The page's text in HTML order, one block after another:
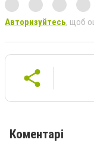
Авторизуйтесь, щоб
Коментарі